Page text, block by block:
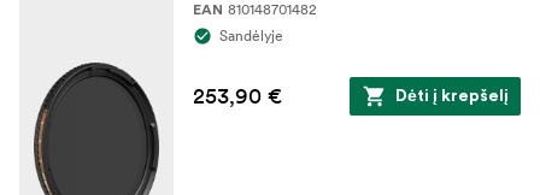
profesionalią kontrolę ir kinematografinę šilumą
Kas yra dėžutėje:
1x dėklas
EAN 810148701482
Sandėlyje
253,90 € Dėti į krepšelį